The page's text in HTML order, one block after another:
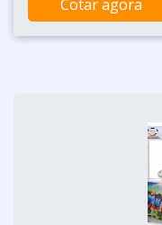
Cotar agora